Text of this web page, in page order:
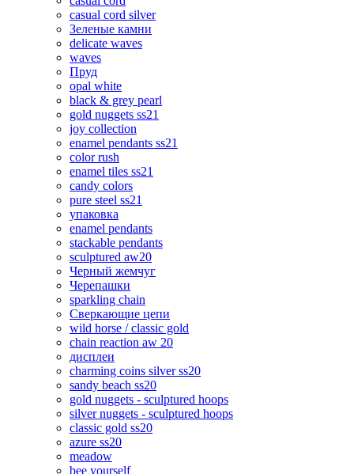
casual cord silver
Зеленые камни
delicate waves
waves
Пруд
opal white
black & grey pearl
gold nuggets ss21
joy collection
enamel pendants ss21
color rush
enamel tiles ss21
candy colors
pure steel ss21
упаковка
enamel pendants
stackable pendants
sculptured aw20
Черный жемчуг
Черепашки
sparkling chain
Сверкающие цепи
wild horse / classic gold
chain reaction aw 20
дисплеи
charming coins silver ss20
sandy beach ss20
gold nuggets - sculptured hoops
silver nuggets - sculptured hoops
classic gold ss20
azure ss20
meadow
bee yourself